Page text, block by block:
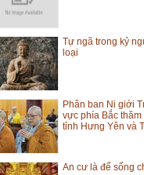
Tự ngã trong kỷ
loại
Phân ban Ni giới
vực phía Bắc
tỉnh Hưng Yên và
An cư là để sống